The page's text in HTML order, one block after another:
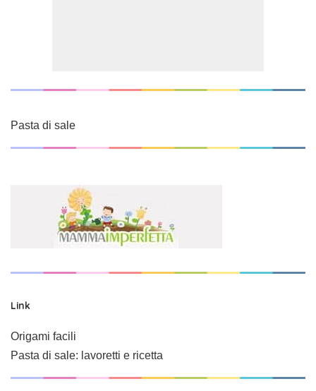
Pasta di sale
Link
Origami facili
Pasta di sale: lavoretti e ricetta